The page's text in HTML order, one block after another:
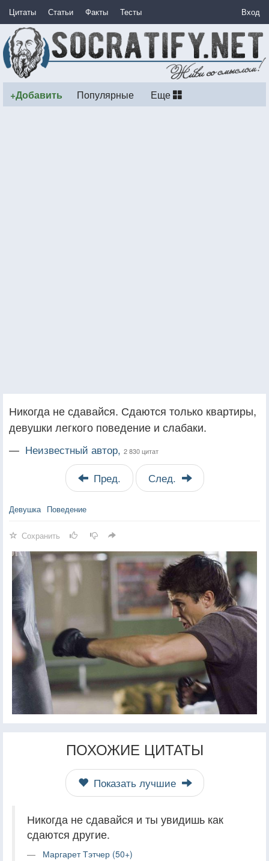
Цитаты Статьи Факты Тесты Вход
+Добавить Популярные Еще
Никогда не сдавайся. Сдаются только квартиры,
девушки легкого поведение и слабаки.
— Неизвестный автор, 2 830 цитат
Пред. След.
Девушка Поведение
Сохранить
ПОХОЖИЕ ЦИТАТЫ
Показать лучшие
Никогда не сдавайся и ты увидишь как
сдаются другие.
Маргарет Тэтчер (50+)